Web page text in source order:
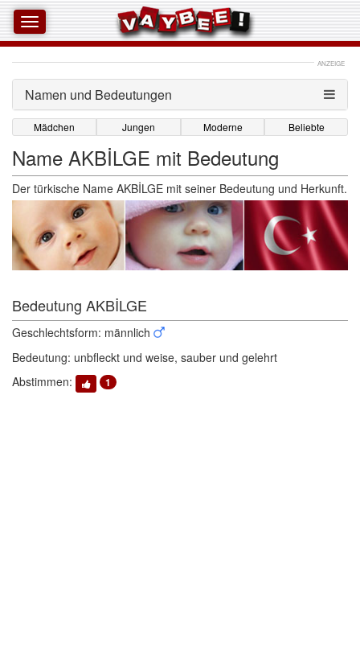
ANZEIGE
Namen und Bedeutungen
Mädchen Jungen Moderne Beliebte
Name AKBİLGE mit Bedeutung
Der türkische Name AKBİLGE mit seiner Bedeutung und Herkunft.
Bedeutung AKBİLGE
Geschlechtsform: männlich
Bedeutung: unbfleckt und weise, sauber und gelehrt
Abstimmen:
1